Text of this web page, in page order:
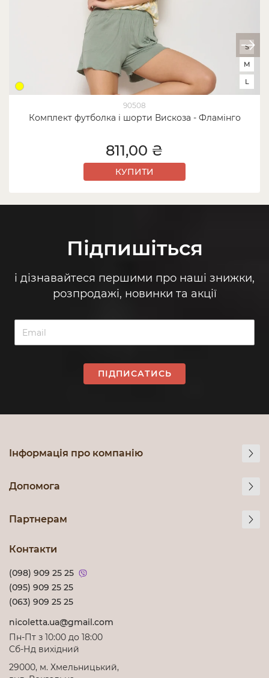
90508
Комплект футболка і шорти Вискоза - Фламінго
S
M
L
811,00 ₴
КУПИТИ
Підпишіться
і дізнавайтеся першими про наші знижки,
розпродажі, новинки та акції
ПІДПИСАТИСЬ
Інформація про компанію
Допомога
Партнерам
Контакти
(098) 909 25 25
(095) 909 25 25
(063) 909 25 25
nicoletta.ua@gmail.com
Пн-Пт з 10:00 до 18:00
Cб-Нд вихідний
29000, м. Хмельницький,